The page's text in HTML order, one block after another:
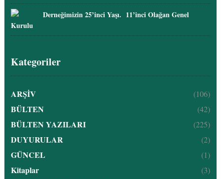
Derneğimizin 25’inci Yaşı. 11’inci Olağan Genel
Kurulu
Kategoriler
ARŞİV (106)
BÜLTEN (42)
BÜLTEN YAZILARI (225)
DUYURULAR (2)
GÜNCEL (1)
Kitaplar (3)